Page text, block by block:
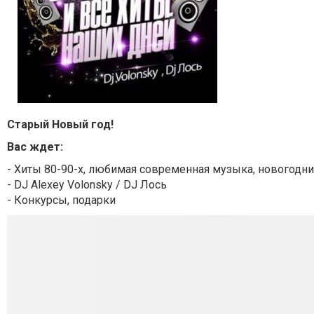
Старый Новый год!
Вас ждет:
- Хиты 80-90-х, любимая современная музыка,
- DJ Alexey Volonsky / DJ Лось
- Конкурсы, подарки